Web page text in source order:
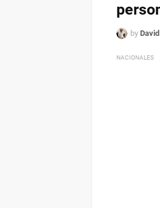
by
NACIONALES